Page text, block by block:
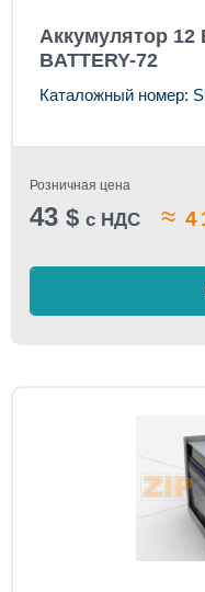
Аккумулятор 12
BATTERY-72
Каталожный номер:
Розничная цена
43 $ с НДС ≈ 4